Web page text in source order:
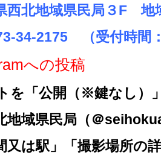
域県民局３F 地域
（受付時間：平
への投稿
「公開（※鍵なし）
県民局（＠
駅」「撮影場所の詳